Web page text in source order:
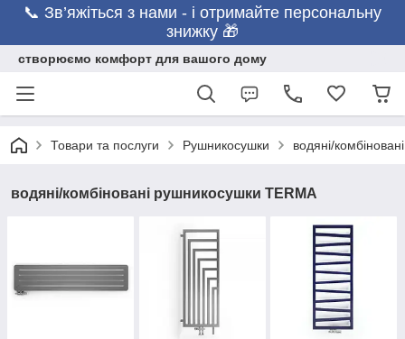
📞 Зв’яжіться з нами - і отримайте персональну
знижку 🎁
створюємо комфорт для вашого дому
Товари та послуги Рушникосушки водяні/
водяні/комбіновані рушникосушки TERMA